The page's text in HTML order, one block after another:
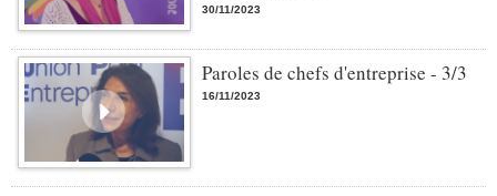
30/11/2023
Paroles de chefs d'entreprise - 3/3
16/11/2023